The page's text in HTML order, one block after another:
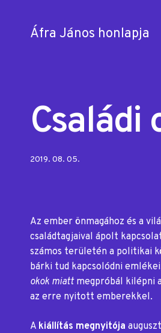
Áfra János honlapja
Családi
Posted
2019. 08. 05.
Az ember önmagához és a
családtagjaival ápolt
számos területén a politikai
bárki tud kapcsolódni
okok miattmegpróbál kilépni
az erre nyitott emberekkel.
A kiállítás megnyitója